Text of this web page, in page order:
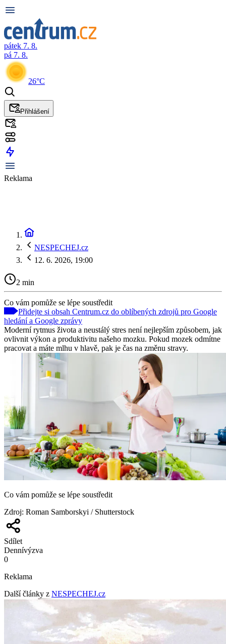
pátek 7. 8.
pá 7. 8.
26°C
Přihlášení
Reklama
NESPECHEJ.cz
12. 6. 2026, 19:00
2 min
Co vám pomůže se lépe soustředit
Přidejte si obsah Centrum.cz do oblíbených zdrojů pro Google
hledání a Google zprávy
Moderní rytmus života a neustálý stres není nejlepším způsobem, jak
ovlivnit výkon a produktivitu našeho mozku. Pokud mozek odmítne
pracovat a máte mlhu v hlavě, pak je čas na změnu stravy.
Co vám pomůže se lépe soustředit
Zdroj: Roman Samborskyi / Shutterstock
Sdílet
Dennívýzva
0
Reklama
Další články z NESPECHEJ.cz